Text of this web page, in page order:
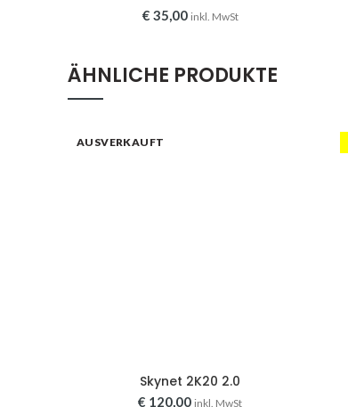
€ 35,00 inkl. MwSt
ÄHNLICHE PRODUKTE
AUSVERKAUFT
Skynet 2K20 2.0
€ 120,00 inkl. MwSt